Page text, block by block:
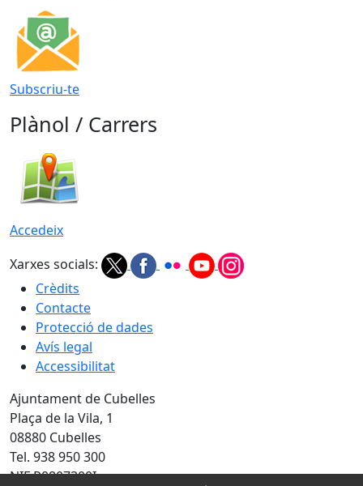
Subscriu-te
Plànol / Carrers
Accedeix
Xarxes socials:
Crèdits
Contacte
Protecció de dades
Avís legal
Accessibilitat
Ajuntament de Cubelles
Plaça de la Vila, 1
08880 Cubelles
Tel. 938 950 300
NIF P0807300I